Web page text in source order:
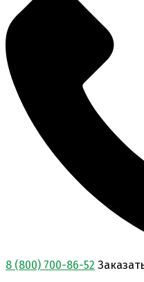
8 (800) 700-86-52